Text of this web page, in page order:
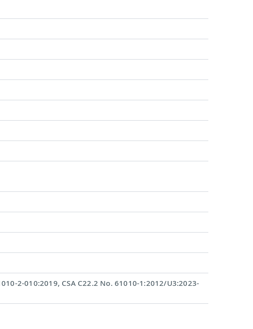
2-010:2019, CSA C22.2 No. 61010-1:2012/U3:2023-